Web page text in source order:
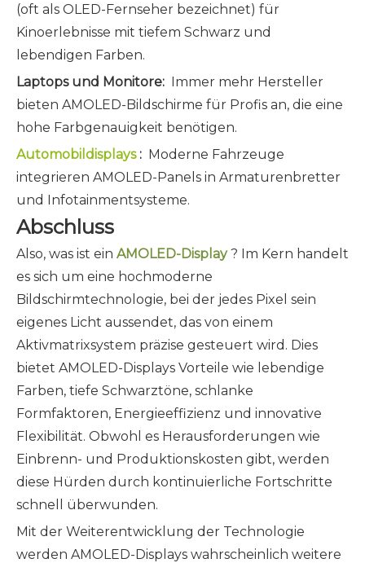
(oft als OLED-Fernseher bezeichnet) für
Kinoerlebnisse mit tiefem Schwarz und
lebendigen Farben.
Laptops und Monitore: Immer mehr Hersteller
bieten AMOLED-Bildschirme für Profis an, die eine
hohe Farbgenauigkeit benötigen.
Automobildisplays : Moderne Fahrzeuge
integrieren AMOLED-Panels in Armaturenbretter
und Infotainmentsysteme.
Abschluss
Also, was ist ein AMOLED-Display? Im Kern handelt
es sich um eine hochmoderne
Bildschirmtechnologie, bei der jedes Pixel sein
eigenes Licht aussendet, das von einem
Aktivmatrixsystem präzise gesteuert wird. Dies
bietet AMOLED-Displays Vorteile wie lebendige
Farben, tiefe Schwarztöne, schlanke
Formfaktoren, Energieeffizienz und innovative
Flexibilität. Obwohl es Herausforderungen wie
Einbrenn- und Produktionskosten gibt, werden
diese Hürden durch kontinuierliche Fortschritte
schnell überwunden.
Mit der Weiterentwicklung der Technologie
werden AMOLED-Displays wahrscheinlich weitere